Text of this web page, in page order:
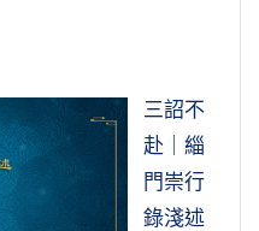
三詔不
赴｜緇
門崇行
錄淺述